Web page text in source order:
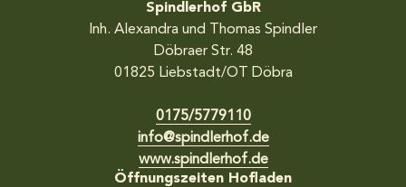
Pensionspferdestall
Über uns
Spindlerhof GbR
Inh. Alexandra und Thomas Spindler
Döbraer Str. 48
01825 Liebstadt/OT Döbra
0175/5779110
info@spindlerhof.de
www.spindlerhof.de
Öffnungszeiten Hofladen